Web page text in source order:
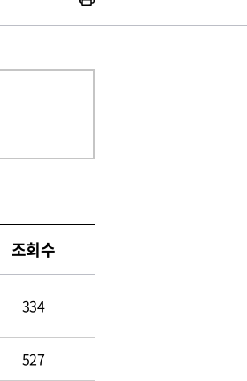
조회수
334
527